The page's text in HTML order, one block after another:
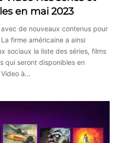
en mai 2023
de nouveaux contenus pour
firme américaine a ainsi
sociaux la liste des séries, films
qui seront disponibles en
à…